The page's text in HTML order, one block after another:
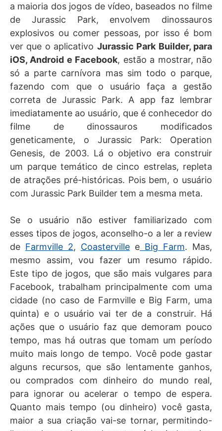
a maioria dos jogos de vídeo, baseados no filme
de Jurassic Park, envolvem dinossauros
explosivos ou comer pessoas, por isso é bom
ver que o aplicativo Jurassic Park Builder, para
iOS, Android e Facebook, estão a mostrar, não
só a parte carnívora mas sim todo o parque,
fazendo com que o usuário faça a gestão
correta de Jurassic Park. A app faz lembrar
imediatamente ao usuário, que é conhecedor do
filme de dinossauros modificados
geneticamente, o Jurassic Park: Operation
Genesis, de 2003. Lá o objetivo era construir
um parque temático de cinco estrelas, repleta
de atrações pré-históricas. Pois bem, o usuário
com Jurassic Park Builder tem a mesma meta.
Se o usuário não estiver familiarizado com
esses tipos de jogos, aconselho-o a ler a review
de Farmville 2, Coasterville e Big Farm. Mas,
mesmo assim, vou fazer um resumo rápido.
Este tipo de jogos, que são mais vulgares para
Facebook, trabalham principalmente com uma
cidade (no caso de Farmville e Big Farm, uma
quinta) e o usuário vai ter de a construir. Há
ações que o usuário faz que demoram pouco
tempo, mas há outras que tomam um período
muito mais longo de tempo. Você pode gastar
alguns recursos, que são lentamente ganhos,
ou comprados com dinheiro do mundo real,
para ignorar ou acelerar o tempo de espera.
Quanto mais tempo (ou dinheiro) você gasta,
maior a sua criação vai-se tornar, permitindo-